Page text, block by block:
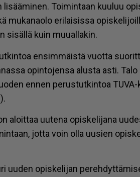
li­sää­mi­nen. Toi­min­taan kuu­luu
mu­ka­na­o­lo eri­lai­sis­sa
si­säl­lä kuin muu­al­la­kin.
en­sim­mäis­tä vuot­ta
opin­to­jen­sa alus­ta as­ti.
en­nen pe­rus­tut­kin­toa
aloit­taa uu­te­na opis­ke­li­ja­na
jot­ta voin ol­la uu­sien
uu­den opis­ke­li­jan